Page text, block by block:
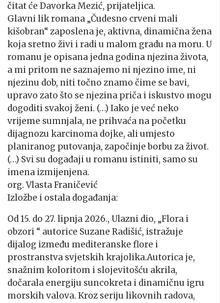
čitat će Davorka Mezić, prijateljica.
Glavni lik romana „Čudesno crveni mali
kišobran“ zaposlena je, aktivna, dinamična žena
koja sretno živi i radi u malom gradu na moru. U
romanu je opisana jedna godina njezina života,
a mi pritom ne saznajemo ni njezino ime, ni
njezinu dob, niti točno znamo čime se bavi,
upravo zato što se njezina priča i iskustvo mogu
dogoditi svakoj ženi. (…) Iako je već neko
vrijeme sumnjala, ne prihvaća na početku
dijagnozu karcinoma dojke, ali umjesto
planiranog putovanja, započinje borbu za život.
(…) Svi su događaji u romanu istiniti, samo su
imena izmijenjena.
org. Vlasta Franičević
Izložbe i ostala događanja:
Od 15. do 27. lipnja 2026., Ulazni dio, „Flora i
obzori “ autorice Suzane Radišić, istražuje
dijalog između mediteranske flore i
prostranstva svjetskih krajolika.Autorica je,
snažnim koloritom i slojevitošću akrila,
dočarala energiju suncokreta i dinamičnu igru
morskih valova. Kroz seriju likovnih radova,